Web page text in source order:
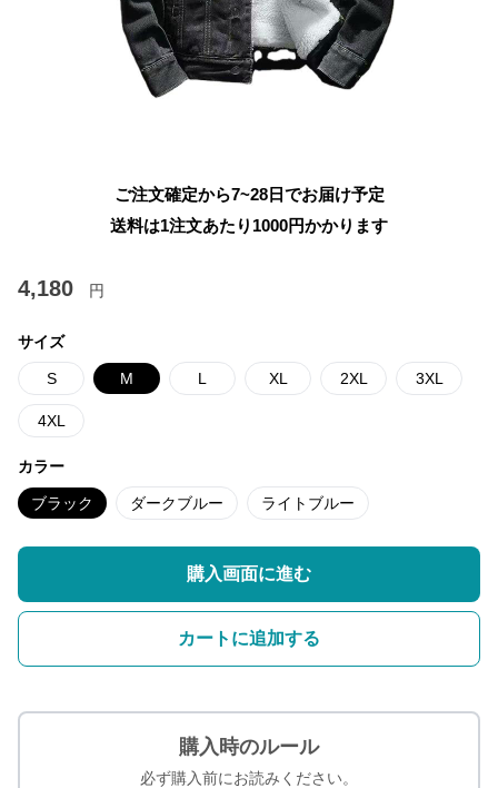
ご注文確定から7~28日でお届け予定
送料は1注文あたり 1000円かかります
4,180 円
サイズ
S M L XL 2XL 3XL
4XL
カラー
ブラック ダークブルー ライトブルー
購入画面に進む
カートに追加する
購入時のルール
必ず購入前にお読みください。